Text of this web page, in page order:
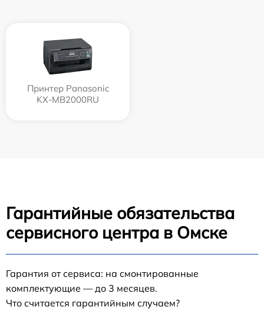
Принтер Panasonic
KX-MB2000RU
Гарантийные обязательства
сервисного центра в Омске
Гарантия от сервиса: на смонтированные
комплектующие — до 3 месяцев.
Что считается гарантийным случаем?